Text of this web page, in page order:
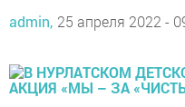
admin, 25 апреля 2022 -